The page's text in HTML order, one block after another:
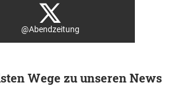
@Abendzeitung
Wege zu unseren News